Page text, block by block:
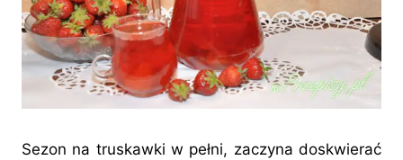
Sezon na truskawki w pełni, zaczyna doskwierać